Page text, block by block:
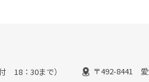
18：30まで） 〒492-8441 愛